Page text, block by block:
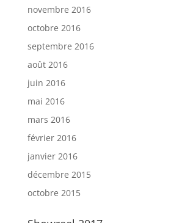
novembre 2016
octobre 2016
septembre 2016
août 2016
juin 2016
mai 2016
mars 2016
février 2016
janvier 2016
décembre 2015
octobre 2015